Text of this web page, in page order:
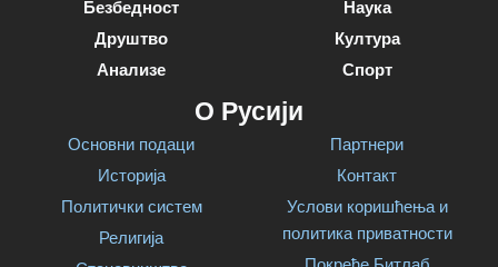
Безбедност
Друштво
Анализе
Наука
Култура
Спорт
О Русији
Основни подаци
Историја
Политички систем
Религија
Партнери
Контакт
Услови коришћења и
политика приватности